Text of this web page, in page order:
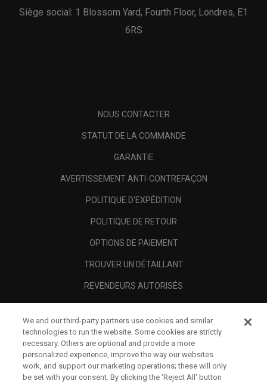
Siège social: 1 Blossom Yard, Fourth Floor, Londres, E1
6RS
NOUS CONTACTER
STATUT DE LA COMMANDE
GARANTIE
AVERTISSEMENT ANTI-CONTREFAÇON
POLITIQUE D'EXPÉDITION
POLITIQUE DE RETOUR
OPTIONS DE PAIEMENT
TROUVER UN DÉTAILLANT
REVENDEURS AUTORISÉS
A PROPOS
MENTIONS LÉGALES
We and our third-party partners use cookies and similar
technologies to run the website. Some cookies are strictly
necessary. Others are optional and provide a more
personalized experience, improve the way our websites
work, and support our marketing operations; these will only
be set with your consent. By clicking the ‘Reject All' button